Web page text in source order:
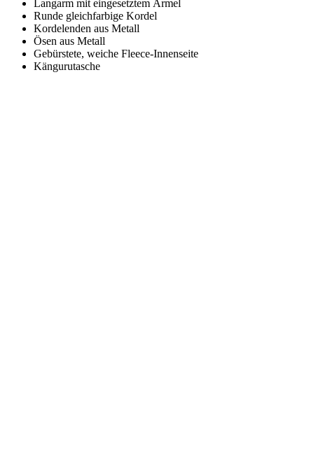
Langarm mit eingesetztem Ärmel
Runde gleichfarbige Kordel
Kordelenden aus Metall
Ösen aus Metall
Gebürstete, weiche Fleece-Innenseite
Kängurutasche